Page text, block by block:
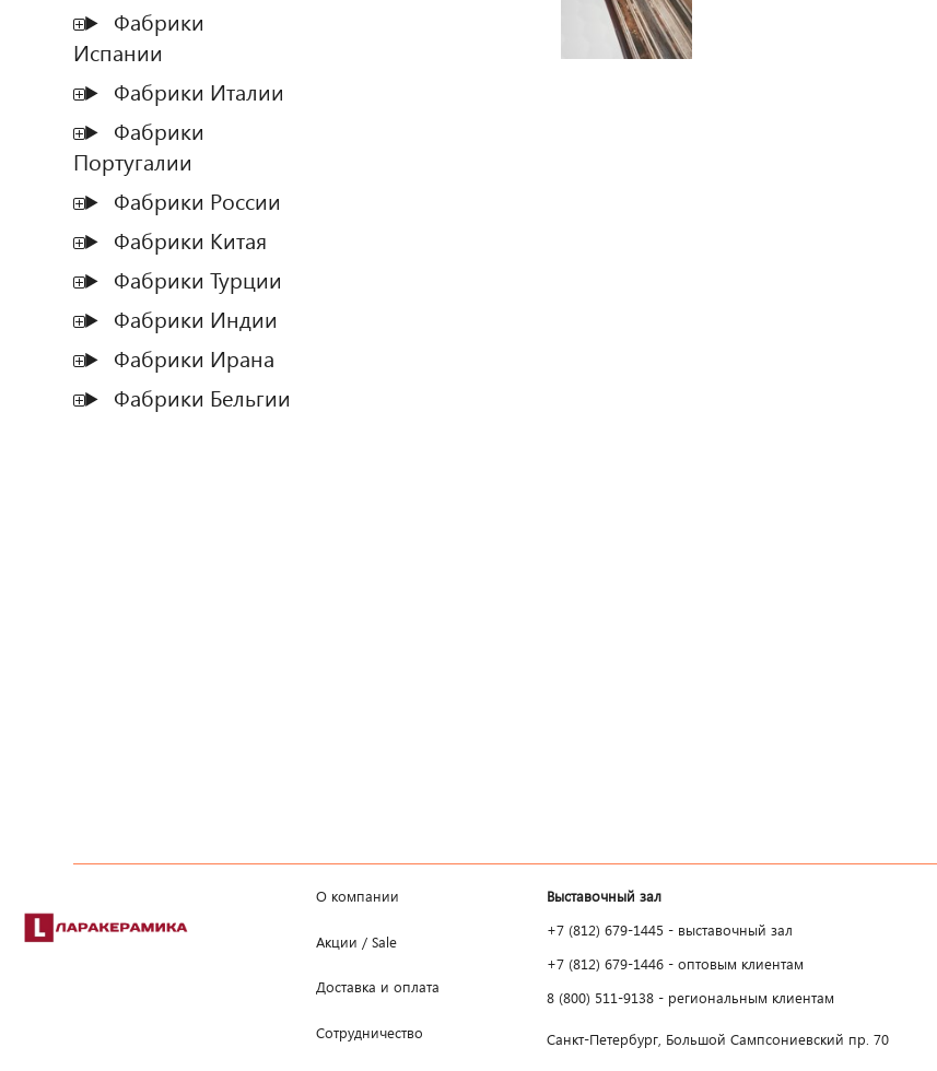
Фабрики
Испании
Фабрики Италии
Фабрики
Португалии
Фабрики России
Фабрики Китая
Фабрики Турции
Фабрики Индии
Фабрики Ирана
Фабрики Бельгии
О компании
Акции / Sale
Доставка и оплата
Сотрудничество
Выставочный зал
+7 (812) 679-1445 - выставочный зал
+7 (812) 679-1446 - оптовым клиентам
8 (800) 511-9138 - региональным клиентам
Санкт-Петербург, Большой Сампсониевский пр. 70